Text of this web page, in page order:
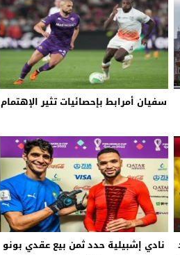
سفيان أمرابط بإحصائيات تثير الإهتمام
نادي إشبيلية حدد ثمن بيع عقدي بونو